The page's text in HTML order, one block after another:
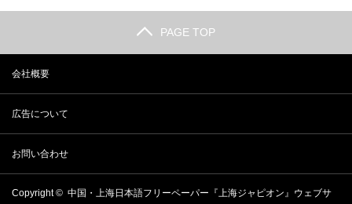
PAGE TOP
会社概要
広告について
お問い合わせ
Copyright © 中国・上海日本語フリーペーパー『上海ジャピオン』ウェブサ